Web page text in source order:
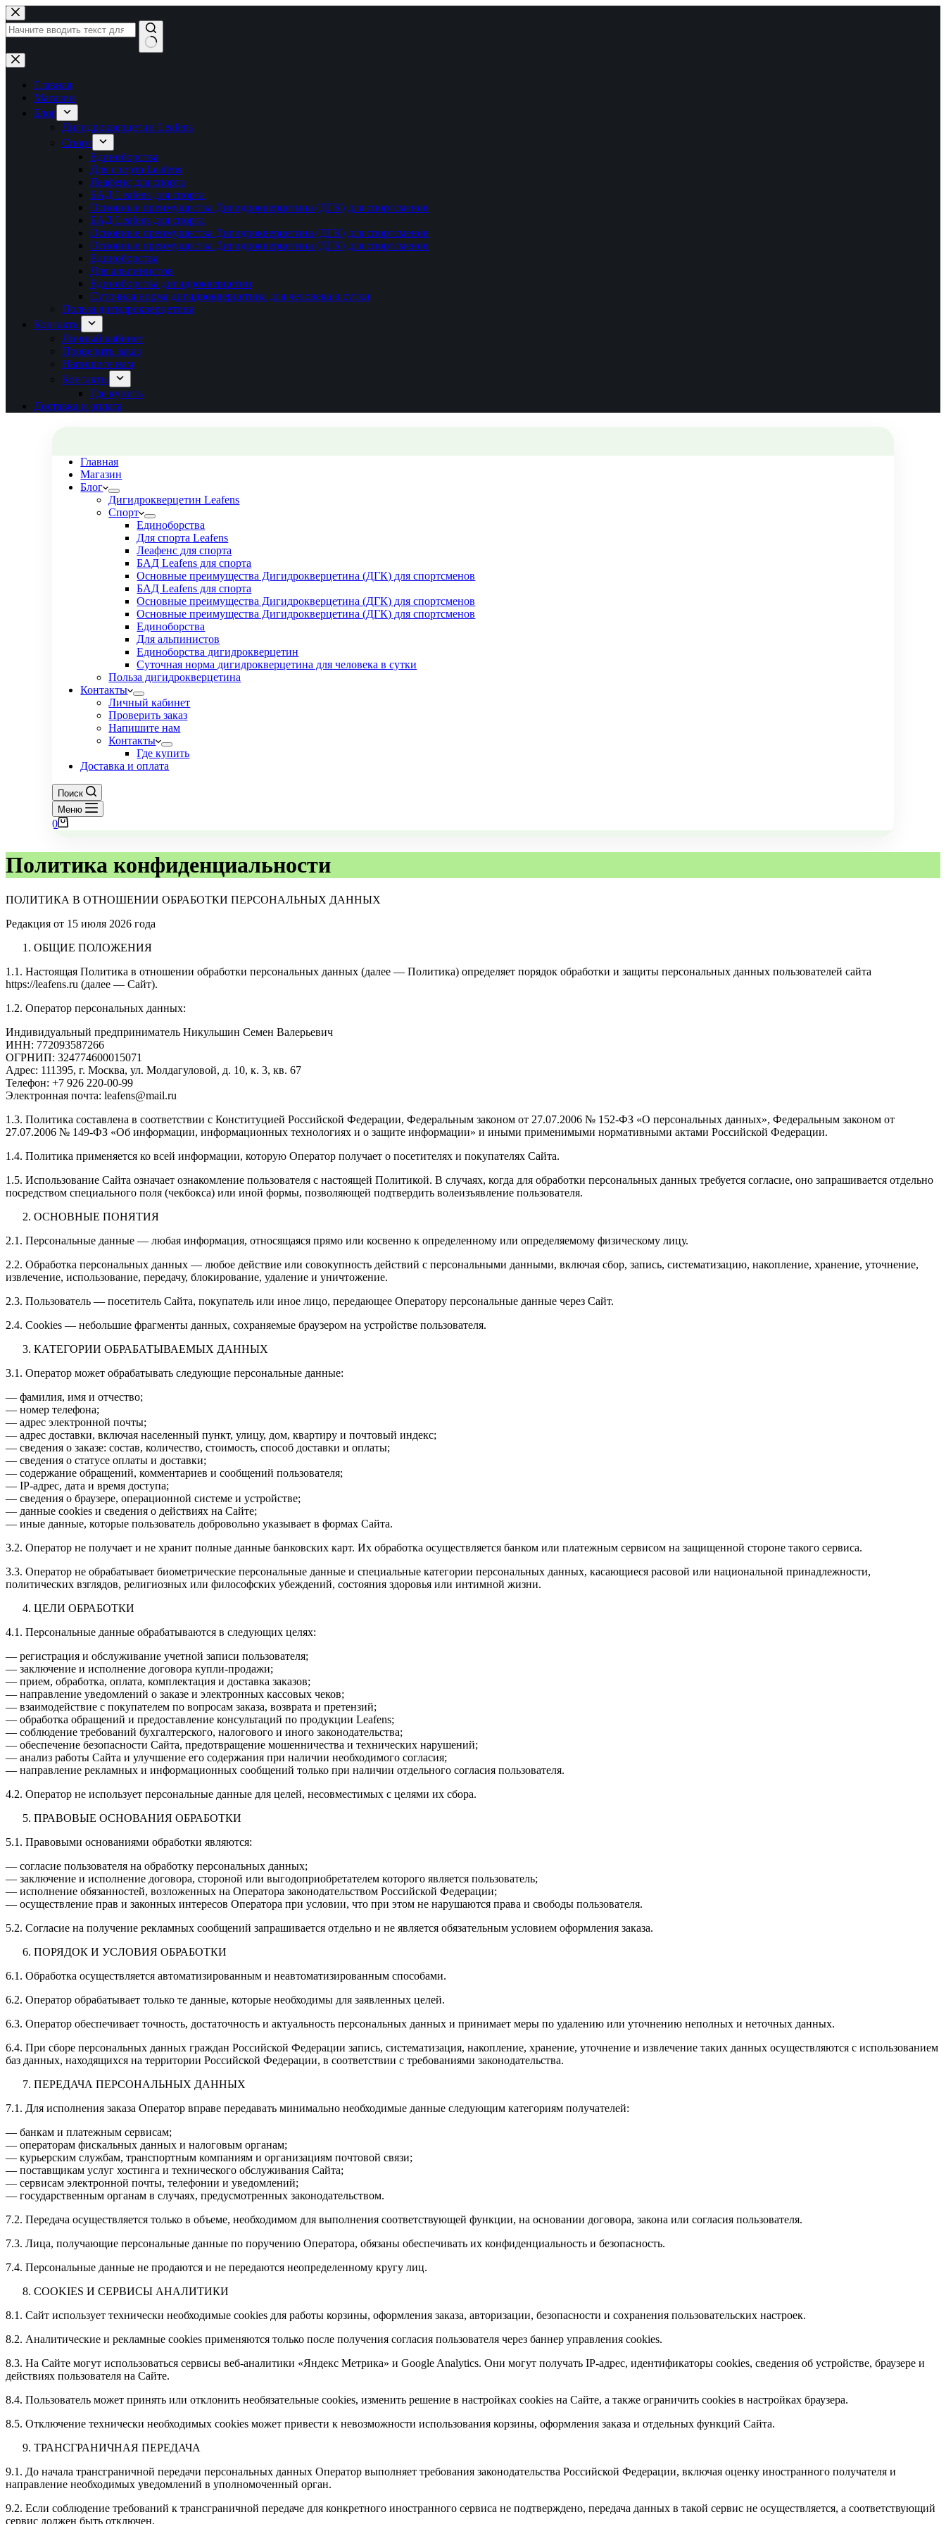
Перейти
к
сути
Ничего
не
найденоГлавная
Магазин
Блог
Дигидрокверцетин Leafens
Спорт
Единоборства
Для спорта Leafens
Леафенс для спорта
БАД Leafens для спорта
Основные преимущества Дигидрокверцетина (ДГК) для спортсменов
БАД Leafens для спорта
Основные преимущества Дигидрокверцетина (ДГК) для спортсменов
Основные преимущества Дигидрокверцетина (ДГК) для спортсменов
Единоборства
Для альпинистов
Единоборства дигидрокверцетин
Суточная норма дигидрокверцетина для человека в сутки
Польза дигидрокверцетина
Контакты
Личный кабинет
Проверить заказ
Напишите нам
Контакты
Где купить
Доставка и оплата
Главная
Магазин
Блог
Дигидрокверцетин Leafens
Спорт
Единоборства
Для спорта Leafens
Леафенс для спорта
БАД Leafens для спорта
Основные преимущества Дигидрокверцетина (ДГК) для спортсменов
БАД Leafens для спорта
Основные преимущества Дигидрокверцетина (ДГК) для спортсменов
Основные преимущества Дигидрокверцетина (ДГК) для спортсменов
Единоборства
Для альпинистов
Единоборства дигидрокверцетин
Суточная норма дигидрокверцетина для человека в сутки
Польза дигидрокверцетина
Контакты
Личный кабинет
Проверить заказ
Напишите нам
Контакты
Где купить
Доставка и оплата
Поиск
Меню
Корзина
0
Политика конфиденциальности
ПОЛИТИКА В ОТНОШЕНИИ ОБРАБОТКИ ПЕРСОНАЛЬНЫХ ДАННЫХ
Редакция от 15 июля 2026 года
ОБЩИЕ ПОЛОЖЕНИЯ
1.1. Настоящая Политика в отношении обработки персональных данных (далее — Политика) определяет порядок обработки и защиты персональных данных пользователей сайта
https://leafens.ru (далее — Сайт).
1.2. Оператор персональных данных:
Индивидуальный предприниматель Никульшин Семен Валерьевич
ИНН: 772093587266
ОГРНИП: 324774600015071
Адрес: 111395, г. Москва, ул. Молдагуловой, д. 10, к. 3, кв. 67
Телефон: +7 926 220-00-99
Электронная почта: leafens@mail.ru
1.3. Политика составлена в соответствии с Конституцией Российской Федерации, Федеральным законом от 27.07.2006 № 152-ФЗ «О персональных данных», Федеральным законом от
27.07.2006 № 149-ФЗ «Об информации, информационных технологиях и о защите информации» и иными применимыми нормативными актами Российской Федерации.
1.4. Политика применяется ко всей информации, которую Оператор получает о посетителях и покупателях Сайта.
1.5. Использование Сайта означает ознакомление пользователя с настоящей Политикой. В случаях, когда для обработки персональных данных требуется согласие, оно запрашивается отдельно
посредством специального поля (чекбокса) или иной формы, позволяющей подтвердить волеизъявление пользователя.
ОСНОВНЫЕ ПОНЯТИЯ
2.1. Персональные данные — любая информация, относящаяся прямо или косвенно к определенному или определяемому физическому лицу.
2.2. Обработка персональных данных — любое действие или совокупность действий с персональными данными, включая сбор, запись, систематизацию, накопление, хранение, уточнение,
извлечение, использование, передачу, блокирование, удаление и уничтожение.
2.3. Пользователь — посетитель Сайта, покупатель или иное лицо, передающее Оператору персональные данные через Сайт.
2.4. Cookies — небольшие фрагменты данных, сохраняемые браузером на устройстве пользователя.
КАТЕГОРИИ ОБРАБАТЫВАЕМЫХ ДАННЫХ
3.1. Оператор может обрабатывать следующие персональные данные:
— фамилия, имя и отчество;
— номер телефона;
— адрес электронной почты;
— адрес доставки, включая населенный пункт, улицу, дом, квартиру и почтовый индекс;
— сведения о заказе: состав, количество, стоимость, способ доставки и оплаты;
— сведения о статусе оплаты и доставки;
— содержание обращений, комментариев и сообщений пользователя;
— IP-адрес, дата и время доступа;
— сведения о браузере, операционной системе и устройстве;
— данные cookies и сведения о действиях на Сайте;
— иные данные, которые пользователь добровольно указывает в формах Сайта.
3.2. Оператор не получает и не хранит полные данные банковских карт. Их обработка осуществляется банком или платежным сервисом на защищенной стороне такого сервиса.
3.3. Оператор не обрабатывает биометрические персональные данные и специальные категории персональных данных, касающиеся расовой или национальной принадлежности,
политических взглядов, религиозных или философских убеждений, состояния здоровья или интимной жизни.
ЦЕЛИ ОБРАБОТКИ
4.1. Персональные данные обрабатываются в следующих целях:
— регистрация и обслуживание учетной записи пользователя;
— заключение и исполнение договора купли-продажи;
— прием, обработка, оплата, комплектация и доставка заказов;
— направление уведомлений о заказе и электронных кассовых чеков;
— взаимодействие с покупателем по вопросам заказа, возврата и претензий;
— обработка обращений и предоставление консультаций по продукции Leafens;
— соблюдение требований бухгалтерского, налогового и иного законодательства;
— обеспечение безопасности Сайта, предотвращение мошенничества и технических нарушений;
— анализ работы Сайта и улучшение его содержания при наличии необходимого согласия;
— направление рекламных и информационных сообщений только при наличии отдельного согласия пользователя.
4.2. Оператор не использует персональные данные для целей, несовместимых с целями их сбора.
ПРАВОВЫЕ ОСНОВАНИЯ ОБРАБОТКИ
5.1. Правовыми основаниями обработки являются:
— согласие пользователя на обработку персональных данных;
— заключение и исполнение договора, стороной или выгодоприобретателем которого является пользователь;
— исполнение обязанностей, возложенных на Оператора законодательством Российской Федерации;
— осуществление прав и законных интересов Оператора при условии, что при этом не нарушаются права и свободы пользователя.
5.2. Согласие на получение рекламных сообщений запрашивается отдельно и не является обязательным условием оформления заказа.
ПОРЯДОК И УСЛОВИЯ ОБРАБОТКИ
6.1. Обработка осуществляется автоматизированным и неавтоматизированным способами.
6.2. Оператор обрабатывает только те данные, которые необходимы для заявленных целей.
6.3. Оператор обеспечивает точность, достаточность и актуальность персональных данных и принимает меры по удалению или уточнению неполных и неточных данных.
6.4. При сборе персональных данных граждан Российской Федерации запись, систематизация, накопление, хранение, уточнение и извлечение таких данных осуществляются с использованием
баз данных, находящихся на территории Российской Федерации, в соответствии с требованиями законодательства.
ПЕРЕДАЧА ПЕРСОНАЛЬНЫХ ДАННЫХ
7.1. Для исполнения заказа Оператор вправе передавать минимально необходимые данные следующим категориям получателей:
— банкам и платежным сервисам;
— операторам фискальных данных и налоговым органам;
— курьерским службам, транспортным компаниям и организациям почтовой связи;
— поставщикам услуг хостинга и технического обслуживания Сайта;
— сервисам электронной почты, телефонии и уведомлений;
— государственным органам в случаях, предусмотренных законодательством.
7.2. Передача осуществляется только в объеме, необходимом для выполнения соответствующей функции, на основании договора, закона или согласия пользователя.
7.3. Лица, получающие персональные данные по поручению Оператора, обязаны обеспечивать их конфиденциальность и безопасность.
7.4. Персональные данные не продаются и не передаются неопределенному кругу лиц.
COOKIES И СЕРВИСЫ АНАЛИТИКИ
8.1. Сайт использует технически необходимые cookies для работы корзины, оформления заказа, авторизации, безопасности и сохранения пользовательских настроек.
8.2. Аналитические и рекламные cookies применяются только после получения согласия пользователя через баннер управления cookies.
8.3. На Сайте могут использоваться сервисы веб-аналитики «Яндекс Метрика» и Google Analytics. Они могут получать IP-адрес, идентификаторы cookies, сведения об устройстве, браузере и
действиях пользователя на Сайте.
8.4. Пользователь может принять или отклонить необязательные cookies, изменить решение в настройках cookies на Сайте, а также ограничить cookies в настройках браузера.
8.5. Отключение технически необходимых cookies может привести к невозможности использования корзины, оформления заказа и отдельных функций Сайта.
ТРАНСГРАНИЧНАЯ ПЕРЕДАЧА
9.1. До начала трансграничной передачи персональных данных Оператор выполняет требования законодательства Российской Федерации, включая оценку иностранного получателя и
направление необходимых уведомлений в уполномоченный орган.
9.2. Если соблюдение требований к трансграничной передаче для конкретного иностранного сервиса не подтверждено, передача данных в такой сервис не осуществляется, а соответствующий
сервис должен быть отключен.